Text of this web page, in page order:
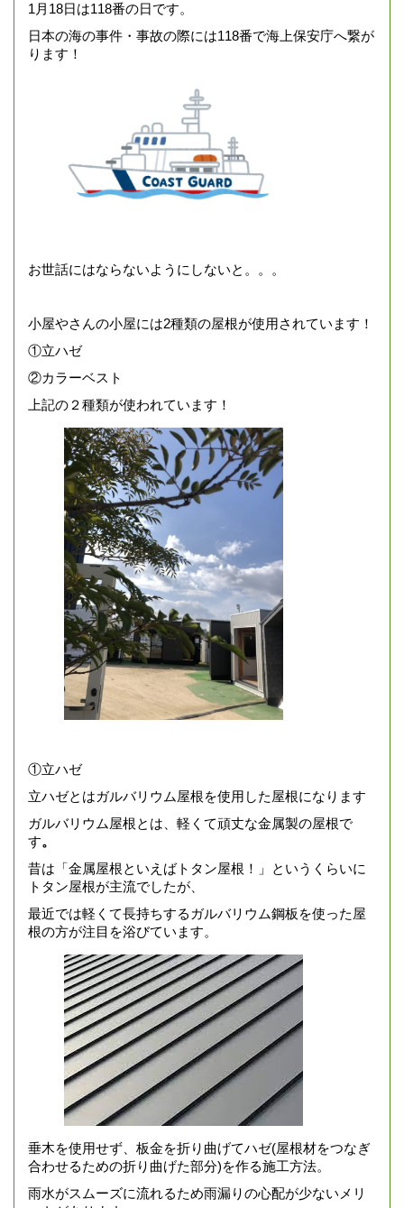
1月18日は118番の日です。
日本の海の事件・事故の際には118番で海上保安庁へ繋が
ります！
お世話にはならないようにしないと。。。
小屋やさんの小屋には2種類の屋根が使用されています！
①立ハゼ
②カラーベスト
上記の２種類が使われています！
①立ハゼ
立ハゼとはガルバリウム屋根を使用した屋根になります
ガルバリウム屋根とは、軽くて頑丈な金属製の屋根で
す。
昔は「金属屋根といえばトタン屋根！」というくらいに
トタン屋根が主流でしたが、
最近では軽くて長持ちするガルバリウム鋼板を使った屋
根の方が注目を浴びています。
垂木を使用せず、板金を折り曲げてハゼ(屋根材をつなぎ
合わせるための折り曲げた部分)を作る施工方法。
雨水がスムーズに流れるため雨漏りの心配が少ないメリ